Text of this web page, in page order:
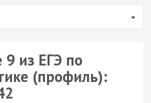
9 из ЕГЭ по
(профиль):